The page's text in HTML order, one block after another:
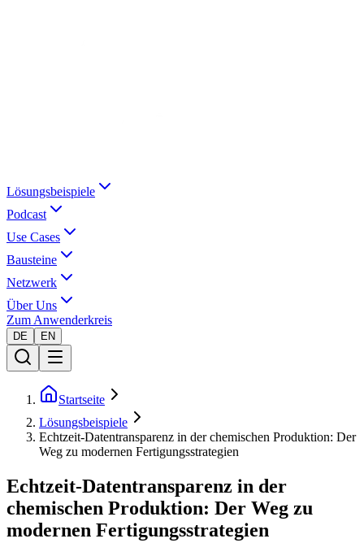
Lösungsbeispiele
Podcast
Use Cases
Bausteine
Netzwerk
Über Uns
Zum Anwenderkreis
DE EN
Startseite
Lösungsbeispiele
Echtzeit-Datentransparenz in der chemischen Produktion: Der
Weg zu modernen Fertigungsstrategien
Echtzeit-Datentransparenz in der
chemischen Produktion: Der Weg zu
modernen Fertigungsstrategien